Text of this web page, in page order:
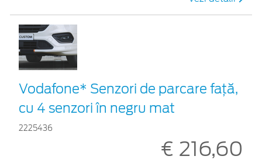
Vodafone* Senzori de parcare față,
cu 4 senzori în negru mat
2225436
€ 216,60